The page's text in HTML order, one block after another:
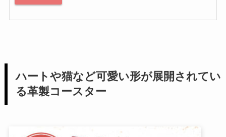
ハートや猫など可愛い形が展開されてい
る革製コースター